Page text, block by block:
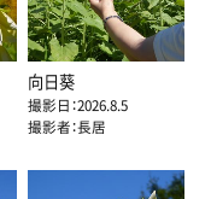
向日葵
撮影日：2026.8.5
撮影者：長居